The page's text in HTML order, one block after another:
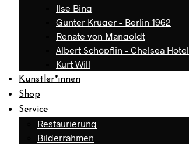
Ilse Bing
Günter Krüger – Berlin 1962
Renate von Mangoldt
Albert Schöpflin – Chelsea Hotel
Kurt Will
Künstler*innen
Shop
Service
Restaurierung
Bilderrahmen